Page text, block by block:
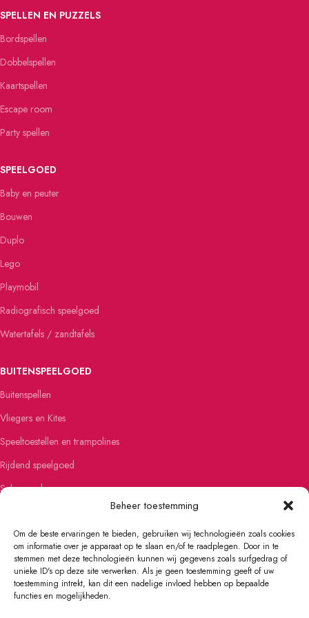
Beheer toestemming
Om de beste ervaringen te bieden, gebruiken wij technologieën zoals cookies
om informatie over je apparaat op te slaan en/of te raadplegen. Door in te
stemmen met deze technologieën kunnen wij gegevens zoals surfgedrag of
unieke ID's op deze site verwerken. Als je geen toestemming geeft of uw
toestemming intrekt, kan dit een nadelige invloed hebben op bepaalde
functies en mogelijkheden.
SPELLEN EN PUZZELS
Bordspellen
Dobbelspellen
Kaartspellen
Escape room
Party spellen
SPEELGOED
Baby en peuter
Bouwen
Duplo
Lego
Playmobil
Radiografisch speelgoed
Watertafels / zandtafels
BUITENSPEELGOED
Buitenspellen
Vliegers en Kites
Speeltoestellen en trampolines
Rijdend speelgoed
Schommels
FIETSEN EN SKATEN
Kinderfietsen
Loopfietsen